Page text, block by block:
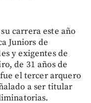
carrera este año
Juniors de
y exigentes de
de 31 años de
el tercer arquero
a ser titular